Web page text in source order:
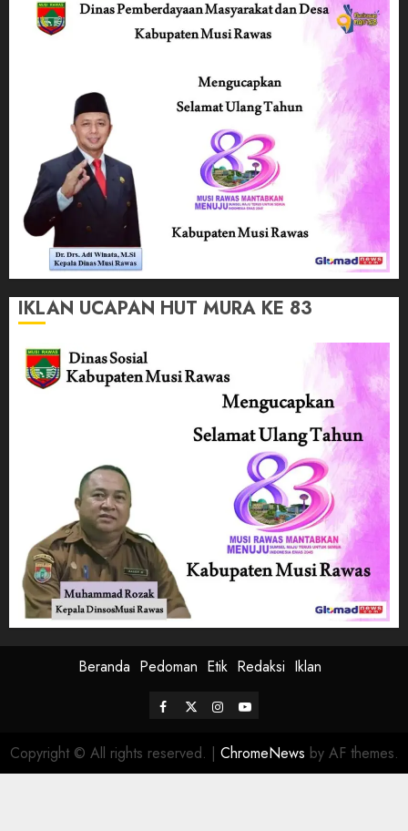
IKLAN UCAPAN HUT MURA KE 83
Beranda Pedoman Etik Redaksi Iklan
Facebook
TwitterInstagram
Youtube
Copyright © All rights reserved. | ChromeNews by AF themes.